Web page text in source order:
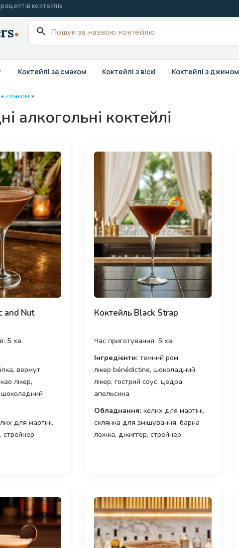
коктейлів
Пошук
для:
Коктейлі за смаком Коктейлі з віскі Коктейлі з джином
смаком »
алкогольні коктейлі
and Nut
5 хв.
вермут
лікер,
шоколадний
для мартіні,
стрейнер
Коктейль Black Strap
Час приготування: 5 хв.
Інгредієнти: темний ром,
лікер bénédictine, шоколадний
лікер, гострий соус, цедра
апельсина
Обладнання: келих для мартіні,
склянка для змішування, барна
ложка, джиггер, стрейнер